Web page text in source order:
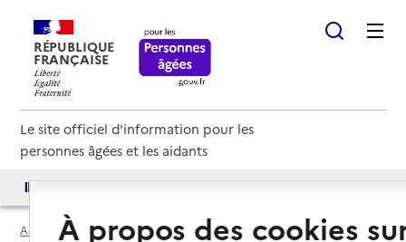
RÉPUBLIQUE
FRANÇAISE
Le site officiel d'information pour les
personnes âgées et les aidants
Accueil
Espace annuaire
À propos des cookies